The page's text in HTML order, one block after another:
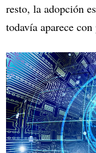
resto, la adopción
todavía aparece